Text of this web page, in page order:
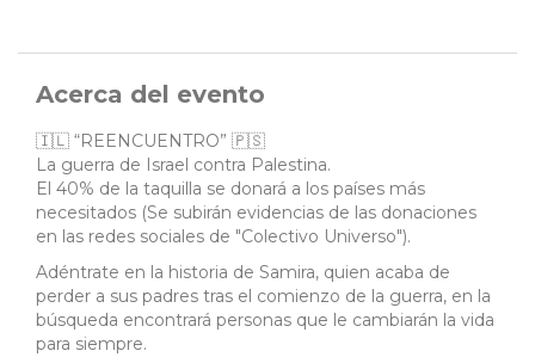
Acerca del evento
🇮🇱 “REENCUENTRO” 🇵🇸
La guerra de Israel contra Palestina.
El 40% de la taquilla se donará a los países más
necesitados (Se subirán evidencias de las donaciones
en las redes sociales de "Colectivo Universo").
Adéntrate en la historia de Samira, quien acaba de
perder a sus padres tras el comienzo de la guerra, en la
búsqueda encontrará personas que le cambiarán la vida
para siempre.